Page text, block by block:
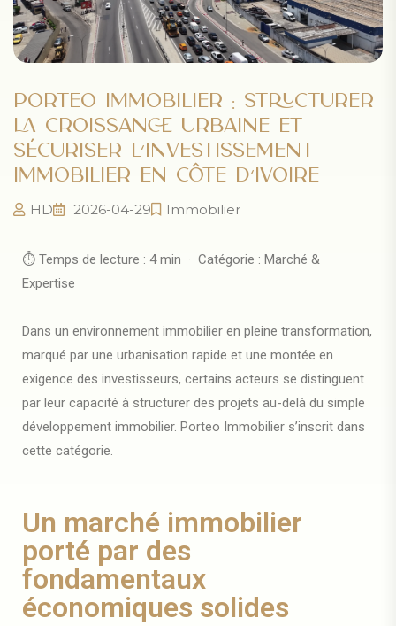
PORTEO IMMOBILIER : STRUCTURER
LA CROISSANCE URBAINE ET
SÉCURISER L’INVESTISSEMENT
IMMOBILIER EN CÔTE D’IVOIRE
HD 2026-04-29 Immobilier
⏱ Temps de lecture : 4min · Catégorie : Marché &
Expertise
Dans un environnement immobilier en pleine transformation,
marqué par une urbanisation rapide et une montée en
exigence des investisseurs, certains acteurs se distinguent
par leur capacité à structurer des projets au-delà du simple
développement immobilier. Porteo Immobilier s’inscrit dans
cette catégorie.
Un marché immobilier
porté par des
fondamentaux
économiques solides